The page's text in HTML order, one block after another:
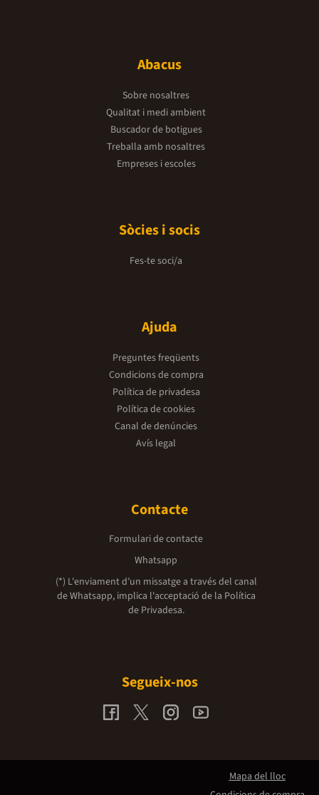
Abacus
Sobre nosaltres
Qualitat i medi ambient
Buscador de botigues
Treballa amb nosaltres
Empreses i escoles
Sòcies i socis
Fes-te soci/a
Ajuda
Preguntes freqüents
Condicions de compra
Política de privadesa
Política de cookies
Canal de denúncies
Avís legal
Contacte
Formulari de contacte
Whatsapp
(*) L'enviament d’un missatge a través del canal
de Whatsapp, implica l'acceptació de la Política
de Privadesa.
Segueix-nos
Mapa del lloc